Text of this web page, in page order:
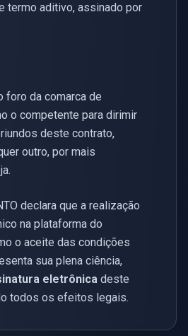
termo aditivo, assinado por
foro da comarca de
o competente para dirimir
deste contrato,
outro, por mais
declara que a realização
na plataforma do
o aceite das condições
sua plena ciência,
eletrônica deste
todos os efeitos legais.